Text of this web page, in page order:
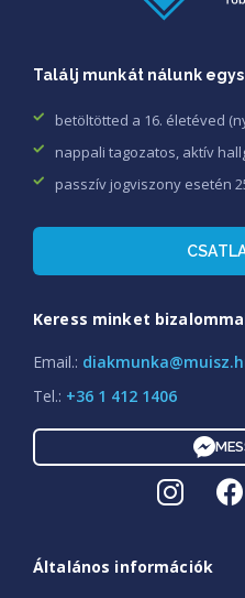
Találj munkát nálunk
betöltötted a 16. életéved
nappali tagozatos, aktív
passzív jogviszony esetén
Keress minket
Email.:
Tel.: +36 1 412 1406
Általános információk